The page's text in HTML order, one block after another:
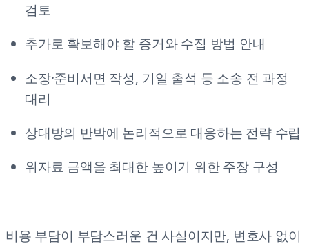
검토
추가로 확보해야 할 증거와 수집 방법 안내
소장·준비서면 작성, 기일 출석 등 소송 전 과정
대리
상대방의 반박에 논리적으로 대응하는 전략 수립
위자료 금액을 최대한 높이기 위한 주장 구성
비용 부담이 부담스러운 건 사실이지만, 변호사 없이